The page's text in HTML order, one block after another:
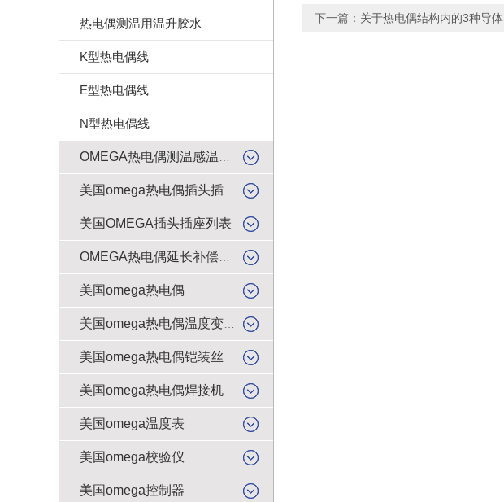
热电偶测温用温升胶水
K型热电偶线
E型热电偶线
N型热电偶线
美国OMEGA插头插座列表
美国omega热电偶
美国omega热电偶铠装丝
美国omega热电偶焊接机
美国omega温度表
美国omega校验仪
美国omega控制器
下一篇： 关于热电偶结构内的3种导体